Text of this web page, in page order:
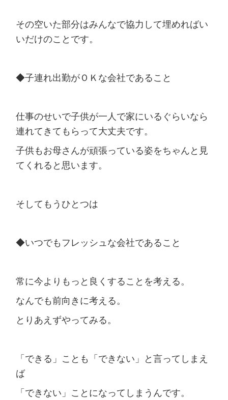
その空いた部分はみんなで協力して埋めればい
いだけのことです。
◆子連れ出勤がＯＫな会社であること
仕事のせいで子供が一人で家にいるぐらいなら
連れてきてもらって大丈夫です。
子供もお母さんが頑張っている姿をちゃんと見
てくれると思います。
そしてもうひとつは
◆いつでもフレッシュな会社であること
常に今よりもっと良くすることを考える。
なんでも前向きに考える。
とりあえずやってみる。
「できる」ことも「できない」と言ってしまえ
ば
「できない」ことになってしまうんです。